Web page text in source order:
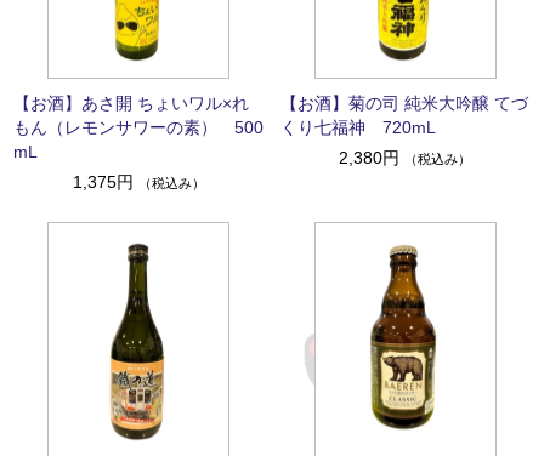
【お酒】あさ開 ちょいワル×れ
もん（レモンサワーの素） 500
mL
1,375円
（税込み）
【お酒】菊の司 純米大吟醸 てづ
くり七福神 720mL
2,380円
（税込み）